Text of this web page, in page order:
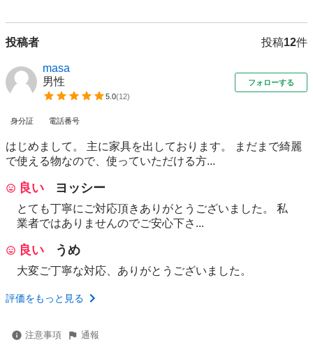
投稿者 投稿12件
masa
男性
5.0(12)
フォローする
身分証 電話番号
はじめまして。 主に家具を出しております。 まだまで綺麗
で使える物なので、使っていただける方...
良い ヨッシー
とても丁寧にご対応頂きありがとうございました。 私
業者ではありませんのでご安心下さ...
良い うめ
大変ご丁寧な対応、ありがとうございました。
評価をもっと見る
注意事項 通報